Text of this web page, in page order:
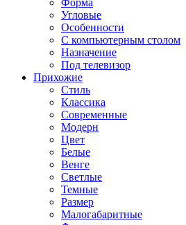
Форма
Угловые
Особенности
С компьютерным столом
Назначение
Под телевизор
Прихожие
Стиль
Классика
Современные
Модерн
Цвет
Белые
Венге
Светлые
Темные
Размер
Малогабаритные